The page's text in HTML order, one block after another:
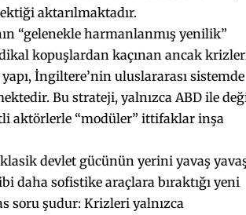
aktarılmaktadır.
“gelenekle harmanlanmış yenilik”
kopuşlardan kaçınan ancak
İngiltere’nin uluslararası sistemde
Bu strateji, yalnızca ABD ile
aktörlerle “modüler” ittifaklar inşa
devlet gücünün yerini yavaş
daha sofistike araçlara bıraktığı yeni
soru şudur: Krizleri yalnızca